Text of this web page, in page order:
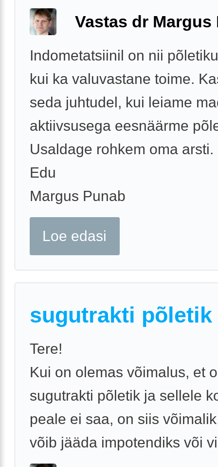
Vastas dr Margus
Indometatsiinil on nii
kui ka valuvastane toime.
seda juhtudel, kui leiame
aktiivsusega eesnäärme
Usaldage rohkem oma arsti.
Edu
Margus Punab
Loe edasi
sugutrakti põletik
Tere!
Kui on olemas võimalus, et
sugutrakti põletik ja sellele
peale ei saa, on siis
võib jääda impotendiks või